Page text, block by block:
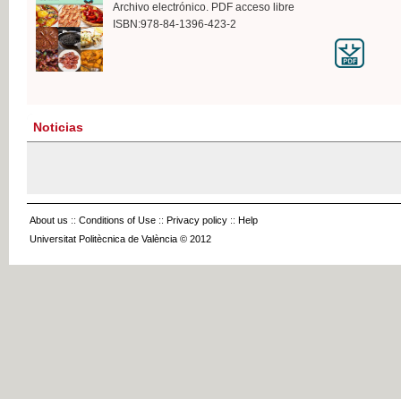
Archivo electrónico. PDF acceso libre
ISBN:978-84-1396-423-2
Noticias
About us :: Conditions of Use :: Privacy policy :: Help
Universitat Politècnica de València © 2012